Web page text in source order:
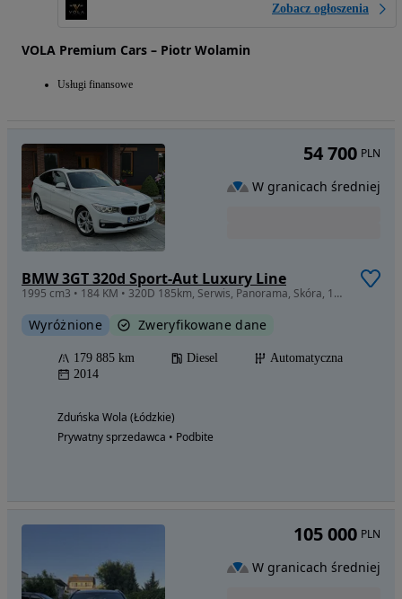
Zobacz ogłoszenia
VOLA Premium Cars – Piotr Wolamin
Usługi finansowe
BMW 3GT 320d Sport-Aut Luxury Line
1995 cm3 • 184 KM • 320D 185km, Serwis, Panorama, Skóra, 100% Oryginał, 2xKOŁA OKAZJA!!
Wyróżnione Zweryfikowane dane
179 885 km Diesel
Automatyczna
2014
Zduńska Wola (Łódzkie)
Prywatny sprzedawca • Podbite
54 700 PLN
W granicach średniej
105 000 PLN
W granicach średniej